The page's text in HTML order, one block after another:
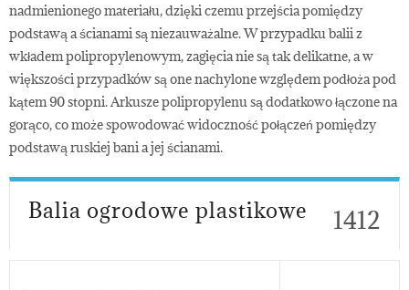
nadmienionego materiału, dzięki czemu przejścia pomiędzy
podstawą a ścianami są niezauważalne. W przypadku balii z
wkładem polipropylenowym, zagięcia nie są tak delikatne, a w
większości przypadków są one nachylone względem podłoża pod
kątem 90 stopni. Arkusze polipropylenu są dodatkowo łączone na
gorąco, co może spowodować widoczność połączeń pomiędzy
podstawą ruskiej bani a jej ścianami.
Balia ogrodowe plastikowe 1412